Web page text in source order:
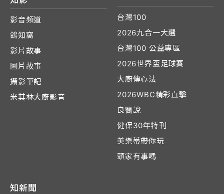
影音頻道
鴿知窩
影片故事
圖片故事
攝影筆記
米其林大廚影音
台灣100
2026九合一大選
台灣100 公益專區
2026世界盃足球賽
大廚傳心法
2026WBC精彩直擊
良醫說
健保30年特刊
美樂蒂帶你玩
頭家有事嗎
知新聞